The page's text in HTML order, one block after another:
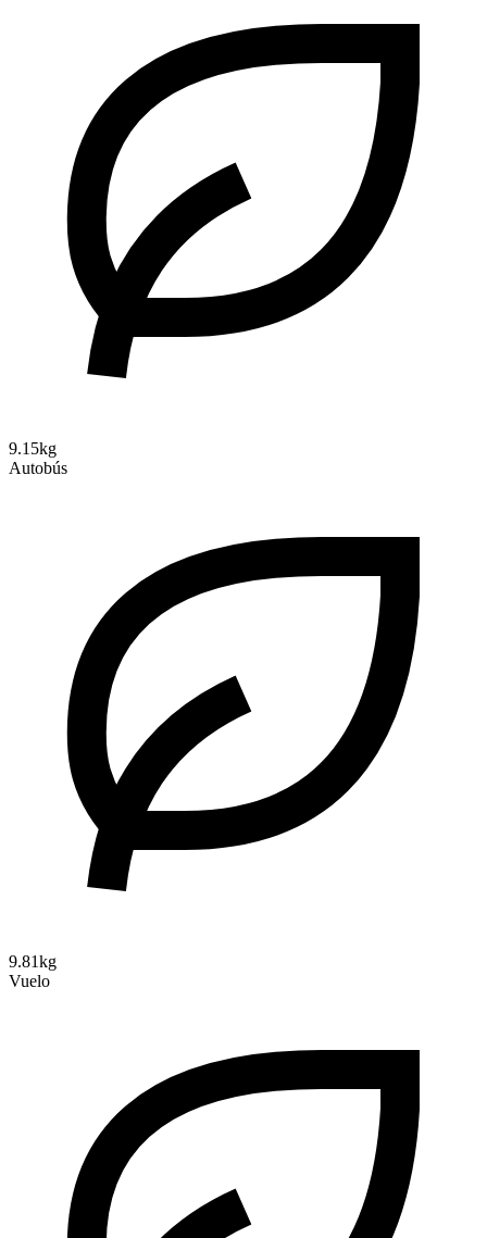
9.15kg
Autobús
9.81kg
Vuelo